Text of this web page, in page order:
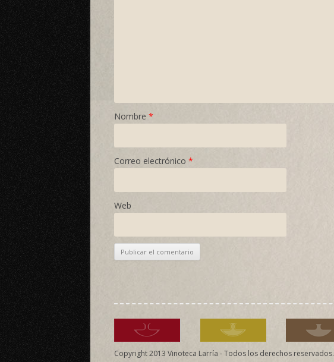
Nombre *
Correo electrónico *
Web
Copyright 2013 Vinoteca Larría - Todos los derechos reservados.